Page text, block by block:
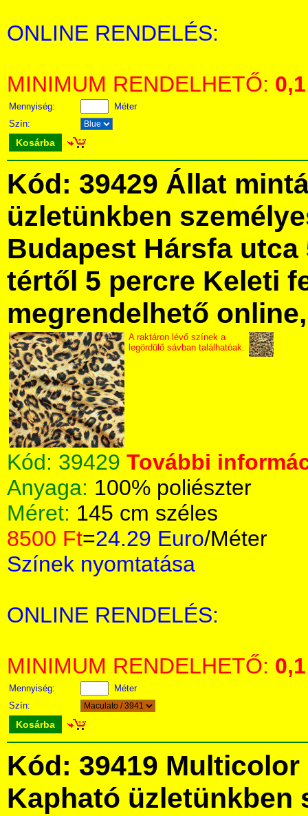
ONLINE RENDELÉS:
MINIMUM RENDELHETŐ: 0,1
Mennyiség:
Méter
Szín:
Kosárba
Kód: 39429 Állat
üzletünkben
Budapest Hársfa utca
tértől 5 percre Keleti
megrendelhető
A raktáron lévő színek a
legördülő sávban találhatóak.
Kód: 39429 További
Anyaga: 100% poliészter
Méret: 145 cm széles
8500 Ft=24.29 Euro/Méter
Színek nyomtatása
ONLINE RENDELÉS:
MINIMUM RENDELHETŐ: 0,1
Mennyiség:
Méter
Szín:
Kosárba
Kód: 39419
Kapható üzletünkben